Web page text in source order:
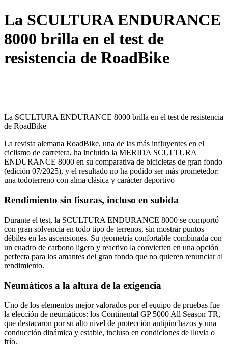
La SCULTURA ENDURANCE
8000 brilla en el test de
resistencia de RoadBike
La SCULTURA ENDURANCE 8000 brilla en el test de resistencia
de RoadBike
La revista alemana RoadBike, una de las más influyentes en el
ciclismo de carretera, ha incluido la MERIDA SCULTURA
ENDURANCE 8000 en su comparativa de bicicletas de gran fondo
(edición 07/2025), y el resultado no ha podido ser más prometedor:
una todoterreno con alma clásica y carácter deportivo
Rendimiento sin fisuras, incluso en subida
Durante el test, la SCULTURA ENDURANCE 8000 se comportó
con gran solvencia en todo tipo de terrenos, sin mostrar puntos
débiles en las ascensiones. Su geometría confortable combinada con
un cuadro de carbono ligero y reactivo la convierten en una opción
perfecta para los amantes del gran fondo que no quieren renunciar al
rendimiento.
Neumáticos a la altura de la exigencia
Uno de los elementos mejor valorados por el equipo de pruebas fue
la elección de neumáticos: los Continental GP 5000 All Season TR,
que destacaron por su alto nivel de protección antipinchazos y una
conducción dinámica y estable, incluso en condiciones de lluvia o
frío.